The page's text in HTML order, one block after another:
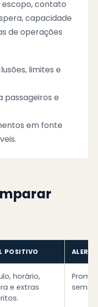
contato
capacidade
de operações
limites e
passageiros e
em fonte
POSITIVO ALERTA
horário,
e extras
sem